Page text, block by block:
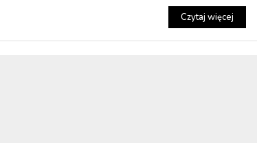
Czytaj więcej